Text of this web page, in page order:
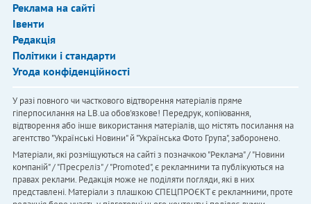
Реклама на сайті
Івенти
Редакція
Політики і стандарти
Угода конфіденційності
У разі повного чи часткового відтворення матеріалів пряме
гіперпосилання на LB.ua обов'язкове! Передрук, копіювання,
відтворення або інше використання матеріалів, що містять посилання на
агентство "Українськi Новини" й "Українська Фото Група", заборонено.
Матеріали, які розміщуються на сайті з позначкою "Реклама" / "Новини
компаній" / "Пресреліз" / "Promoted", є рекламними та публікуються на
правах реклами. Редакція може не поділяти погляди, які в них
представлені. Матеріали з плашкою СПЕЦПРОЄКТ є рекламними, проте